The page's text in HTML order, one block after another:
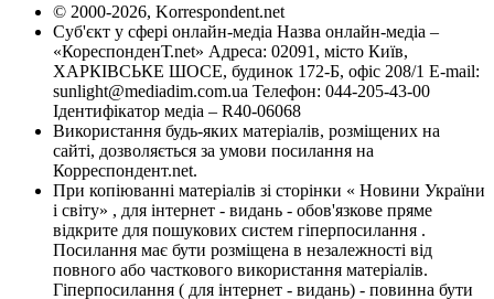
© 2000-2026, Korrespondent.net
Суб'єкт у сфері онлайн-медіа Назва онлайн-медіа –
«КореспонденТ.net» Адреса: 02091, місто Київ,
ХАРКІВСЬКЕ ШОСЕ, будинок 172-Б, офіс 208/1 E-mail:
sunlight@mediadim.com.ua Телефон: 044-205-43-00
Ідентифікатор медіа – R40-06068
Використання будь-яких матеріалів, розміщених на
сайті, дозволяється за умови посилання на
Корреспондент.net.
При копіюванні матеріалів зі сторінки « Новини України
і світу» , для інтернет - видань - обов'язкове пряме
відкрите для пошукових систем гіперпосилання .
Посилання має бути розміщена в незалежності від
повного або часткового використання матеріалів.
Гіперпосилання ( для інтернет - видань) - повинна бути